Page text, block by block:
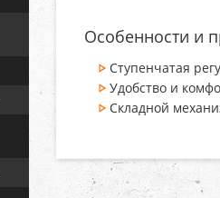
Особенности и
Ступенчатая
Удобство и
Складной